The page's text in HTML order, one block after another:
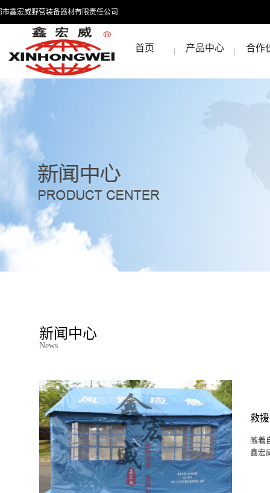
市鑫宏威野营装备器材有限责任公司
首页 产品中心 合作
新闻中心
News
救
随着
鑫宏